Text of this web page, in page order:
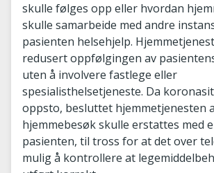
skulle følges opp eller hvordan
skulle samarbeide med andre
pasienten helsehjelp.
redusert oppfølgingen av
uten å involvere fastlege eller
spesialisthelsetjeneste. Da
oppsto, besluttet hjemmetjenesten
hjemmebesøk skulle erstattes med
pasienten, til tross for at det over
mulig å kontrollere at